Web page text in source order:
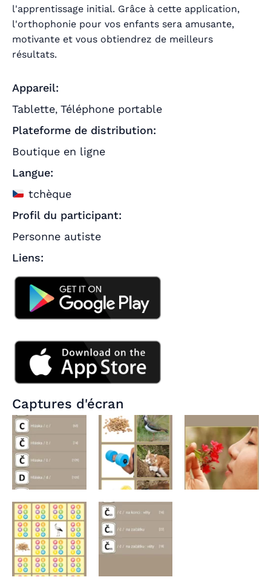
l'apprentissage initial. Grâce à cette application,
l'orthophonie pour vos enfants sera amusante,
motivante et vous obtiendrez de meilleurs
résultats.
Appareil:
Tablette, Téléphone portable
Plateforme de distribution:
Boutique en ligne
Langue:
tchèque
Profil du participant:
Personne autiste
Liens:
Captures d'écran